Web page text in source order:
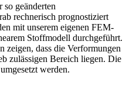
geänderten
rechnerisch prognostiziert
mit unserem eigenen FEM-
Stoffmodell durchgeführt.
zeigen, dass die Verformungen
zulässigen Bereich liegen. Die
werden.